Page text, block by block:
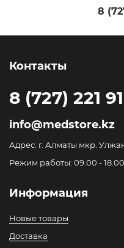
8
Контакты
8 (727) 221
info@medstore.kz
Адрес: г. Алматы мкр.
Режим работы: 09.00 -
Информация
Новые товары
Доставка